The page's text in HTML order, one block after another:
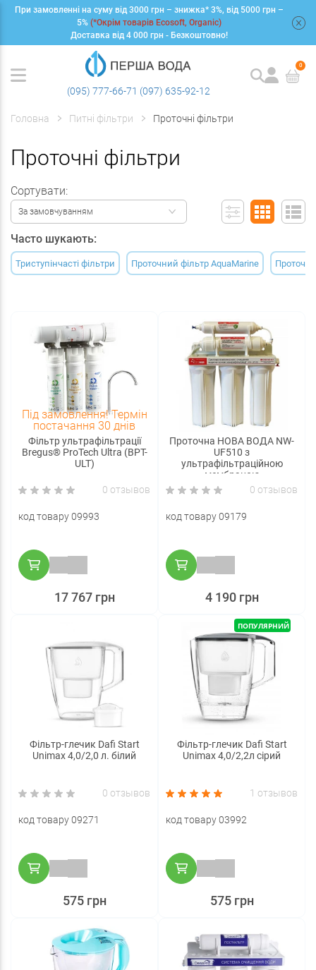
При замовленні на суму від 3000 грн – знижка* 3%, від 5000 грн –
5% (*Окрім товарів Ecosoft, Organic)
Доставка від 4 000 грн - Безкоштовно!
(095) 777-66-71 (097) 635-92-12
0
Головна Питні фільтри Проточні фільтри
Проточні фільтри
Сортувати:
За замовчуванням
Часто шукають:
Триступінчасті фільтри Проточний фільтр AquaMarine
Під замовлення! Термін
постачання 30 днів
Фільтр ультрафільтрації
Bregus® ProTech Ultra (BPT-
ULT)
0 отзывов
код товару 09993
17 767 грн
Проточна НОВА ВОДА NW-
UF510 з
ультрафільтраційною
мембраною
0 отзывов
код товару 09179
4 190 грн
Фільтр-глечик Dafi Start
Unimax 4,0/2,0 л. білий
0 отзывов
код товару 09271
575 грн
ПОПУЛЯРНИЙ
Фільтр-глечик Dafi Start
Unimax 4,0/2,2л сірий
1 отзывов
код товару 03992
575 грн